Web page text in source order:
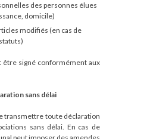
des personnes élues
domicile)
modifiés (en cas de
être signé conformément aux
sans délai
transmettre toute déclaration
sans délai. En cas de